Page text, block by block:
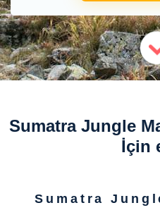
Sumatra Jungle
İçin
Sumatra